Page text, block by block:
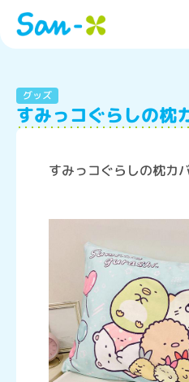
グッズ
すみっコぐらしの枕
すみっコぐらしの枕カ